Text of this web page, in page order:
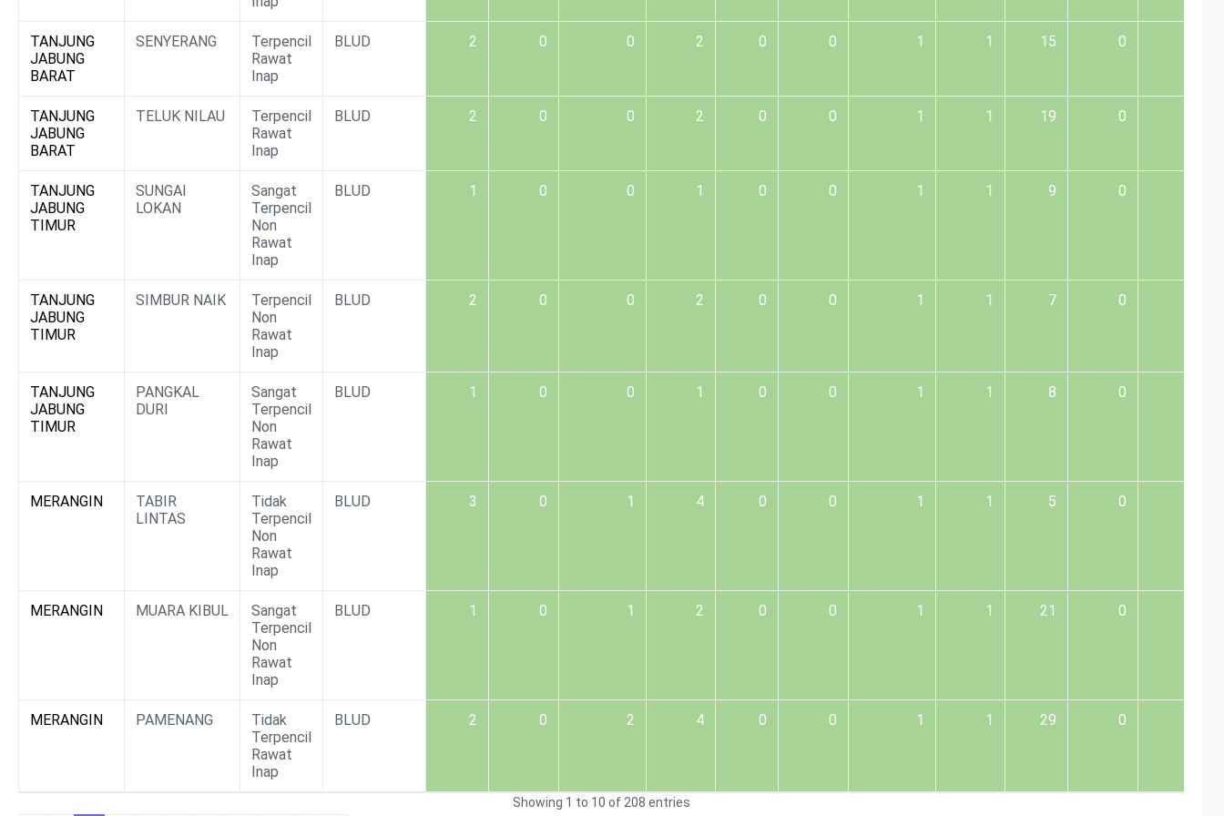
TANJUNG
JABUNG
BARAT
SENYERANG
Terpencil
Rawat
Inap
BLUD 2 0 0 2 0 0 1 1 15 0
TANJUNG
JABUNG
BARAT
TELUK NILAU
Terpencil
Rawat
Inap
BLUD 2 0 0 2 0 0 1 1 19 0
TANJUNG
JABUNG
TIMUR
SUNGAI
LOKAN
Sangat
Terpencil
Non
Rawat
Inap
BLUD 1 0 0 1 0 0 1 1 9 0
TANJUNG
JABUNG
TIMUR
SIMBUR NAIK
Terpencil
Non
Rawat
Inap
BLUD 2 0 0 2 0 0 1 1 7 0
TANJUNG
JABUNG
TIMUR
PANGKAL
DURI
Sangat
Terpencil
Non
Rawat
Inap
BLUD 1 0 0 1 0 0 1 1 8 0
MERANGIN
TABIR
LINTAS
Tidak
Terpencil
Non
Rawat
Inap
BLUD 3 0 1 4 0 0 1 1 5 0
MERANGIN MUARA KIBUL
Sangat
Terpencil
Non
Rawat
Inap
BLUD 1 0 1 2 0 0 1 1 21 0
MERANGIN PAMENANG
Tidak
Terpencil
Rawat
Inap
BLUD 2 0 2 4 0 0 1 1 29 0
Showing 1 to 10 of 208 entries